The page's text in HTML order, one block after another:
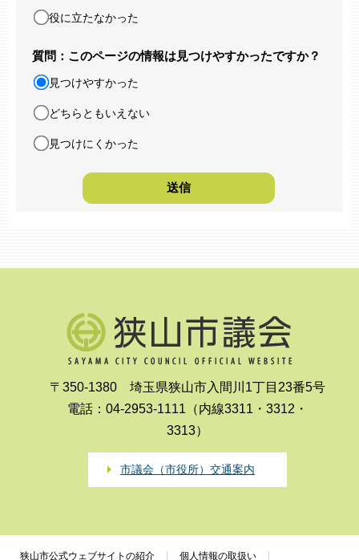
役に立たなかった
質問：このページの情報は見つけやすかったですか？
見つけやすかった
どちらともいえない
見つけにくかった
〒350-1380 埼玉県狭山市入間川1丁目23番5号
電話：04-2953-1111（内線3311・3312・
3313）
市議会（市役所）交通案内
狭山市公式ウェブサイトの紹介 個人情報の取扱い